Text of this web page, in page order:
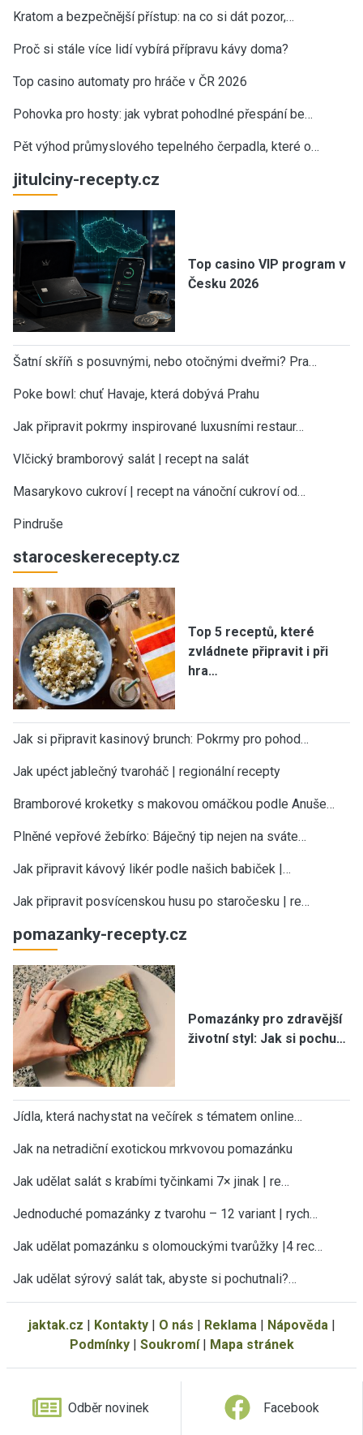
Kratom a bezpečnější přístup: na co si dát pozor,…
Proč si stále více lidí vybírá přípravu kávy doma?
Top casino automaty pro hráče v ČR 2026
Pohovka pro hosty: jak vybrat pohodlné přespání be…
Pět výhod průmyslového tepelného čerpadla, které o…
jitulciny-recepty.cz
Top casino VIP program v
Česku 2026
Šatní skříň s posuvnými, nebo otočnými dveřmi? Pra…
Poke bowl: chuť Havaje, která dobývá Prahu
Jak připravit pokrmy inspirované luxusními restaur…
Vlčický bramborový salát | recept na salát
Masarykovo cukroví | recept na vánoční cukroví od…
Pindruše
staroceskerecepty.cz
Top 5 receptů, které
zvládnete připravit i při
hra…
Jak si připravit kasinový brunch: Pokrmy pro pohod…
Jak upéct jablečný tvaroháč | regionální recepty
Bramborové kroketky s makovou omáčkou podle Anuše…
Plněné vepřové žebírko: Báječný tip nejen na sváte…
Jak připravit kávový likér podle našich babiček |…
Jak připravit posvícenskou husu po staročesku | re…
pomazanky-recepty.cz
Pomazánky pro zdravější
životní styl: Jak si pochu…
Jídla, která nachystat na večírek s tématem online…
Jak na netradiční exotickou mrkvovou pomazánku
Jak udělat salát s krabími tyčinkami 7× jinak | re…
Jednoduché pomazánky z tvarohu – 12 variant | rych…
Jak udělat pomazánku s olomouckými tvarůžky |4 rec…
Jak udělat sýrový salát tak, abyste si pochutnali?…
jaktak.cz | Kontakty| O nás | Reklama | Nápověda |
Podmínky| Soukromí| Mapa stránek
Odběr novinek Facebook